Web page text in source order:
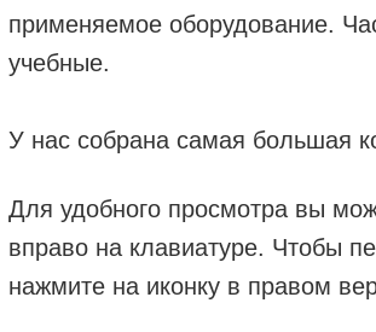
применяемое оборудование.
учебные.
У нас собрана самая большая
Для удобного просмотра вы
вправо на клавиатуре. Чтобы
нажмите на иконку в правом